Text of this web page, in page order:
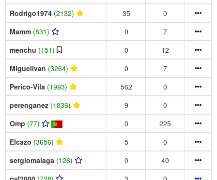
Rodrigo1974 (2132) 35
0
Mamm (831) 0
7
menchu (151) 0
12
Miguelivan (3264) 0
7
Perico-Vila (1993) 562
0
perenganez (1836) 9
0
Omp (77) 0
225
Elcazo (3656) 5
0
sergiomalaga (126) 0
40